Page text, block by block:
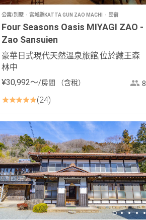
公寓/別墅 宮城縣KATTA GUN ZAO MACHI 民宿
Four Seasons Oasis MIYAGI ZAO -
Zao Sansuien
豪華日式現代天然溫泉旅館,位於藏王森
林中
¥30,992〜/房間 （含稅） 8
24